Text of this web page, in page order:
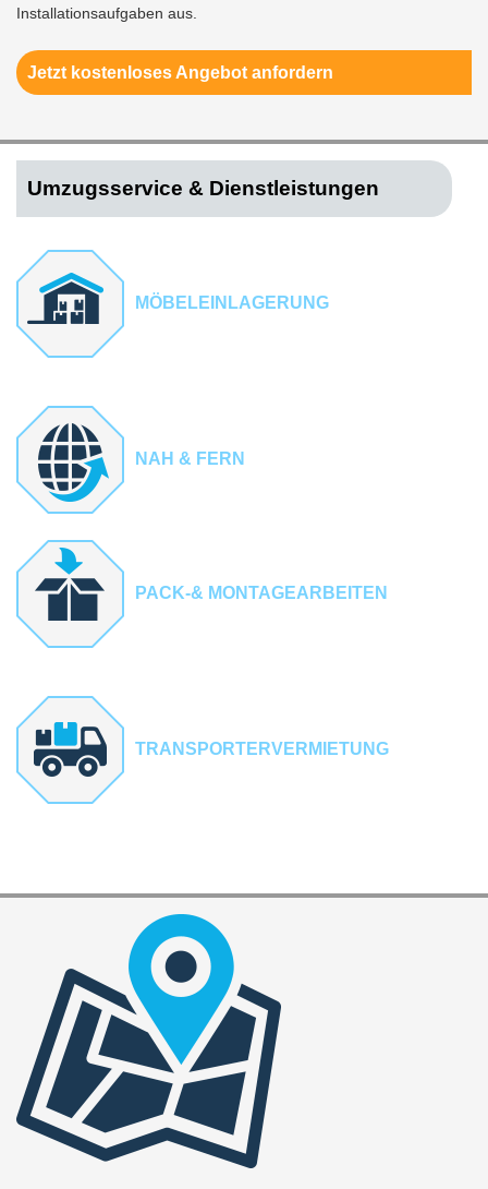
Installationsaufgaben aus.
Jetzt kostenloses Angebot anfordern
Umzugsservice & Dienstleistungen
MÖBELEINLAGERUNG
NAH & FERN
PACK-& MONTAGEARBEITEN
TRANSPORTERVERMIETUNG